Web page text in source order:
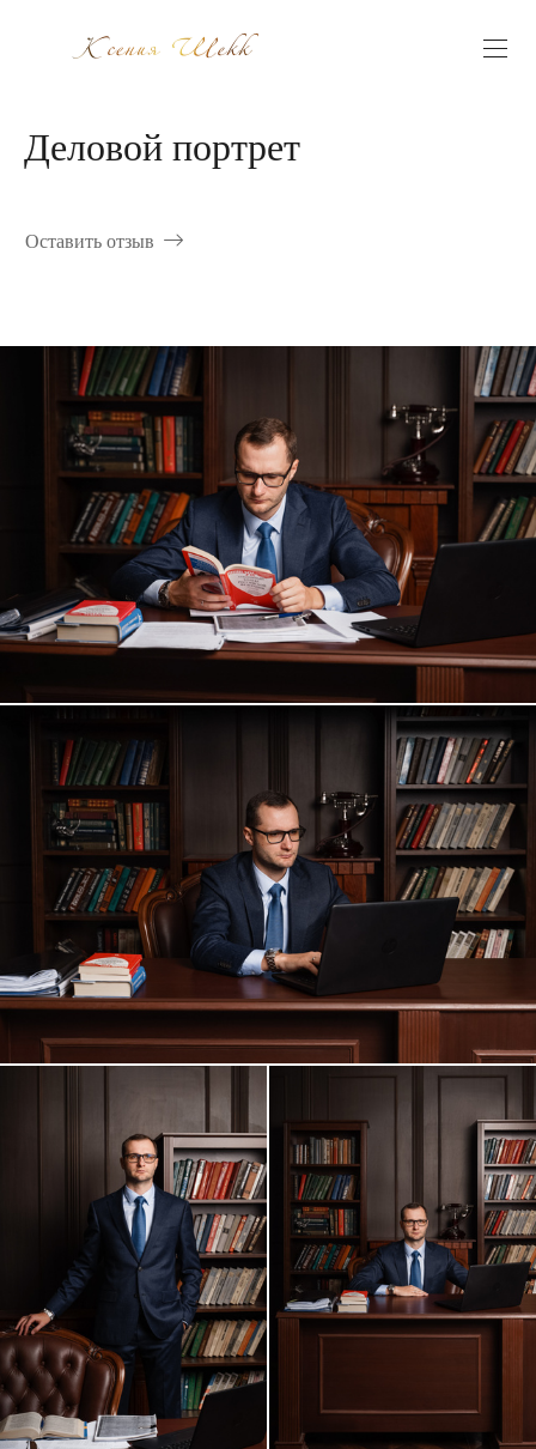
Деловой портрет
Оставить отзыв